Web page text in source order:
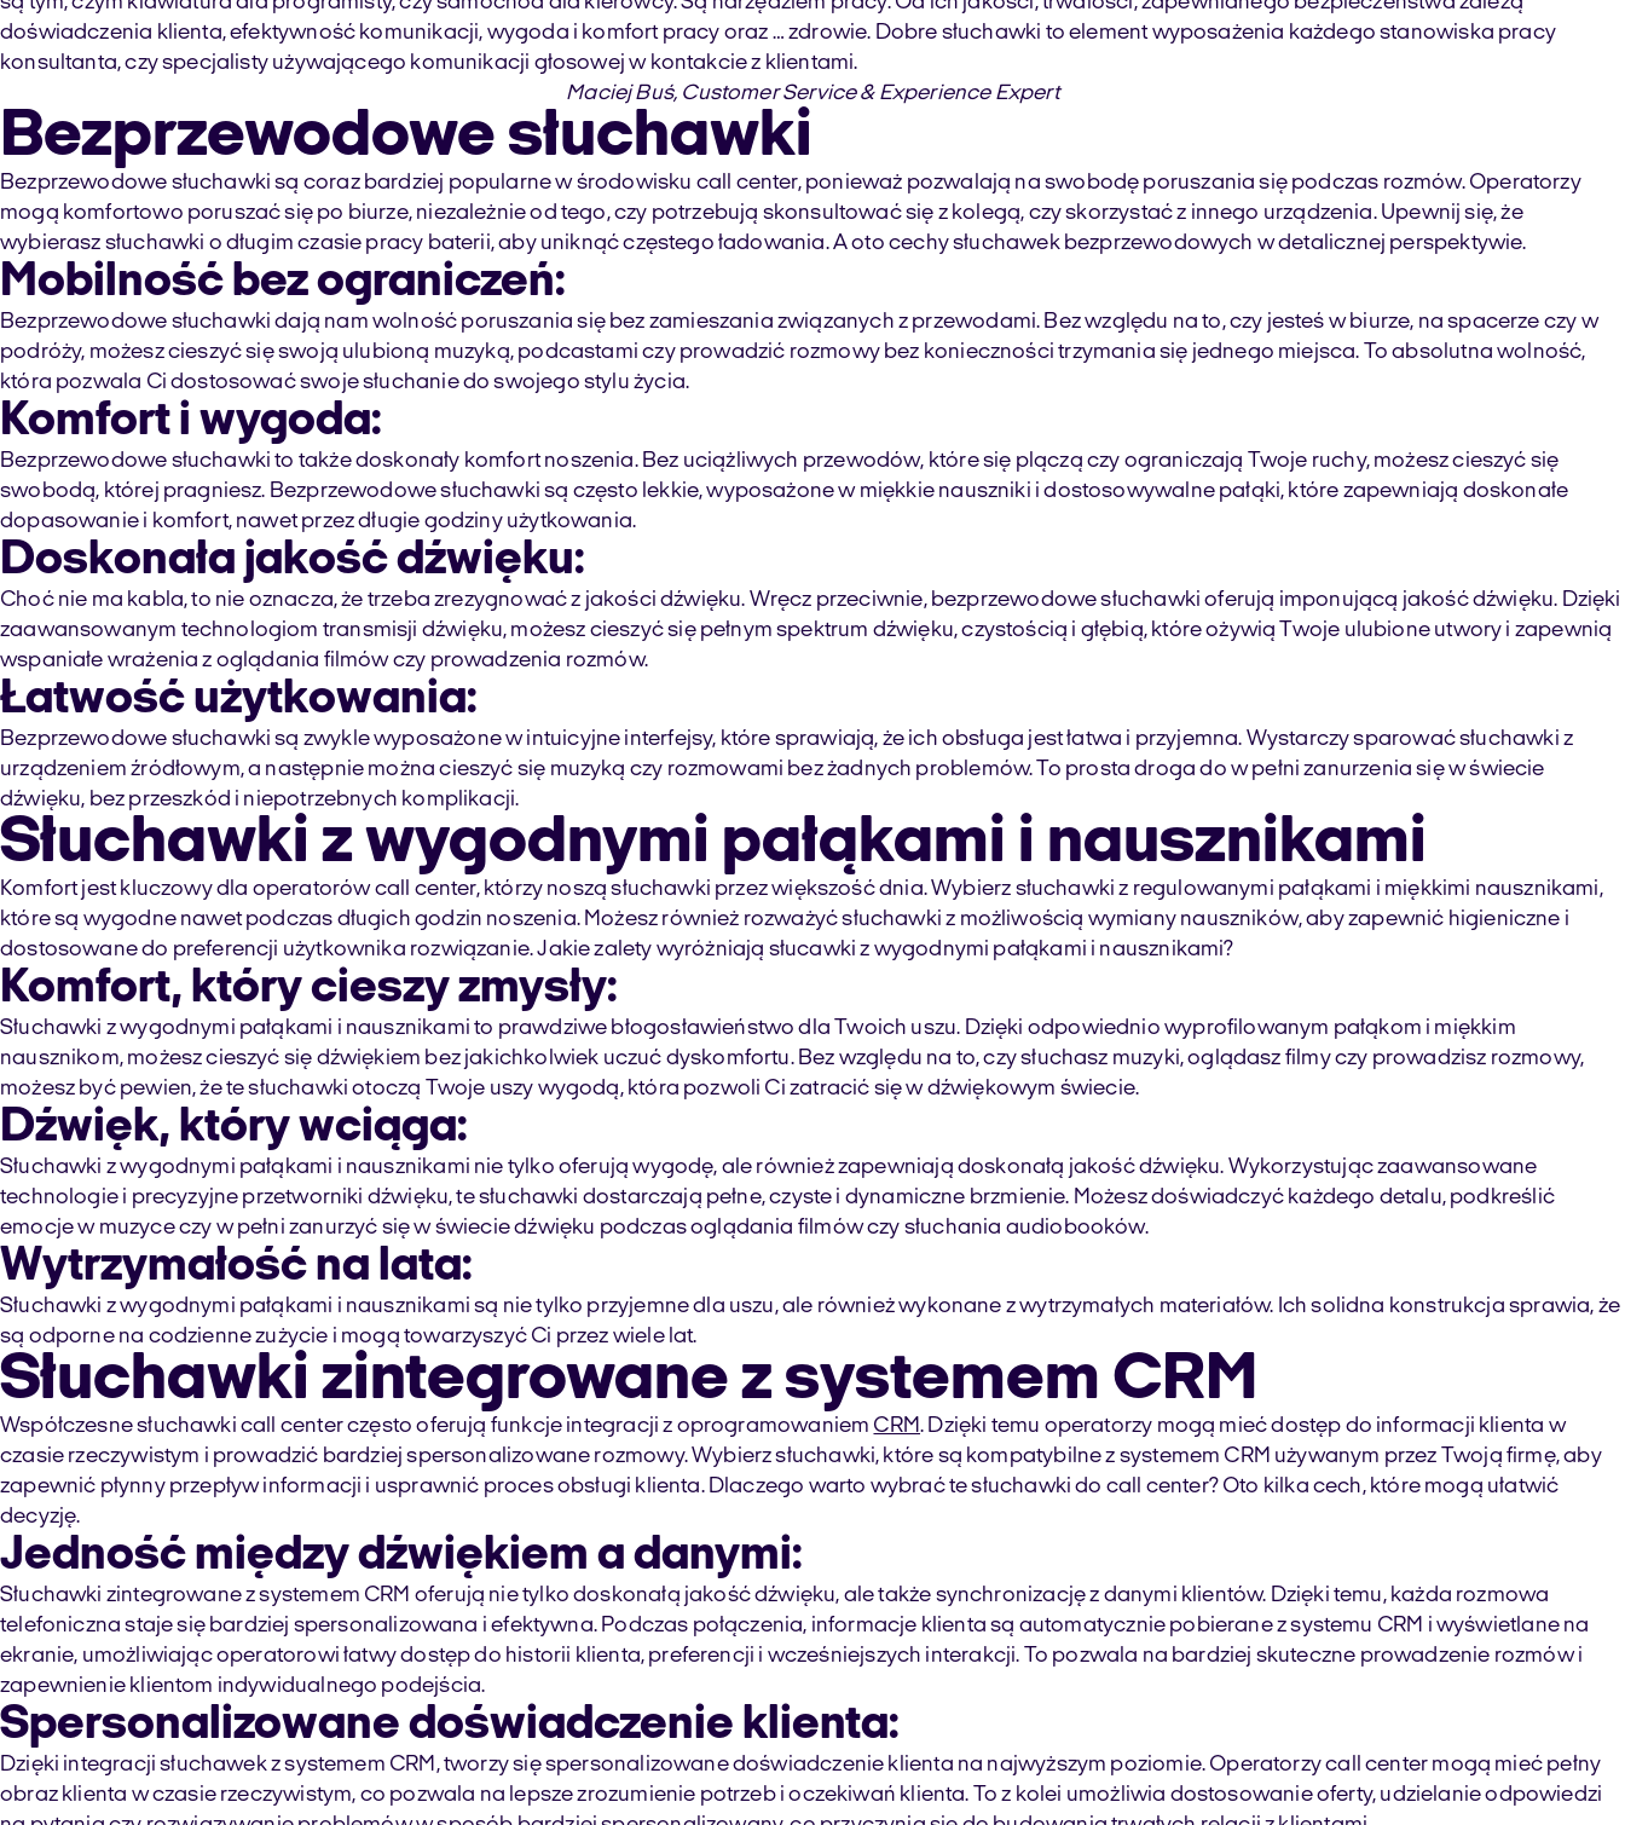
doświadczenia klienta, efektywność komunikacji, wygoda i komfort pracy oraz … zdrowie. Dobre słuchawki to element wyposażenia każdego stanowiska pracy
konsultanta, czy specjalisty używającego komunikacji głosowej w kontakcie z klientami.
Maciej Buś, Customer Service & Experience Expert
Bezprzewodowe słuchawki
Bezprzewodowe słuchawki są coraz bardziej popularne w środowisku call center, ponieważ pozwalają na swobodę poruszania się podczas rozmów. Operatorzy
mogą komfortowo poruszać się po biurze, niezależnie od tego, czy potrzebują skonsultować się z kolegą, czy skorzystać z innego urządzenia. Upewnij się, że
wybierasz słuchawki o długim czasie pracy baterii, aby uniknąć częstego ładowania. A oto cechy słuchawek bezprzewodowych w detalicznej perspektywie.
Mobilność bez ograniczeń:
Bezprzewodowe słuchawki dają nam wolność poruszania się bez zamieszania związanych z przewodami. Bez względu na to, czy jesteś w biurze, na spacerze czy w
podróży, możesz cieszyć się swoją ulubioną muzyką, podcastami czy prowadzić rozmowy bez konieczności trzymania się jednego miejsca. To absolutna wolność,
która pozwala Ci dostosować swoje słuchanie do swojego stylu życia.
Komfort i wygoda:
Bezprzewodowe słuchawki to także doskonały komfort noszenia. Bez uciążliwych przewodów, które się plączą czy ograniczają Twoje ruchy, możesz cieszyć się
swobodą, której pragniesz. Bezprzewodowe słuchawki są często lekkie, wyposażone w miękkie nauszniki i dostosowywalne pałąki, które zapewniają doskonałe
dopasowanie i komfort, nawet przez długie godziny użytkowania.
Doskonała jakość dźwięku:
Choć nie ma kabla, to nie oznacza, że trzeba zrezygnować z jakości dźwięku. Wręcz przeciwnie, bezprzewodowe słuchawki oferują imponującą jakość dźwięku. Dzięki
zaawansowanym technologiom transmisji dźwięku, możesz cieszyć się pełnym spektrum dźwięku, czystością i głębią, które ożywią Twoje ulubione utwory i zapewnią
wspaniałe wrażenia z oglądania filmów czy prowadzenia rozmów.
Łatwość użytkowania:
Bezprzewodowe słuchawki są zwykle wyposażone w intuicyjne interfejsy, które sprawiają, że ich obsługa jest łatwa i przyjemna. Wystarczy sparować słuchawki z
urządzeniem źródłowym, a następnie można cieszyć się muzyką czy rozmowami bez żadnych problemów. To prosta droga do w pełni zanurzenia się w świecie
dźwięku, bez przeszkód i niepotrzebnych komplikacji.
Słuchawki z wygodnymi pałąkami i nausznikami
Komfort jest kluczowy dla operatorów call center, którzy noszą słuchawki przez większość dnia. Wybierz słuchawki z regulowanymi pałąkami i miękkimi nausznikami,
które są wygodne nawet podczas długich godzin noszenia. Możesz również rozważyć słuchawki z możliwością wymiany nauszników, aby zapewnić higieniczne i
dostosowane do preferencji użytkownika rozwiązanie. Jakie zalety wyróżniają słucawki z wygodnymi pałąkami i nausznikami?
Komfort, który cieszy zmysły:
Słuchawki z wygodnymi pałąkami i nausznikami to prawdziwe błogosławieństwo dla Twoich uszu. Dzięki odpowiednio wyprofilowanym pałąkom i miękkim
nausznikom, możesz cieszyć się dźwiękiem bez jakichkolwiek uczuć dyskomfortu. Bez względu na to, czy słuchasz muzyki, oglądasz filmy czy prowadzisz rozmowy,
możesz być pewien, że te słuchawki otoczą Twoje uszy wygodą, która pozwoli Ci zatracić się w dźwiękowym świecie.
Dźwięk, który wciąga:
Słuchawki z wygodnymi pałąkami i nausznikami nie tylko oferują wygodę, ale również zapewniają doskonałą jakość dźwięku. Wykorzystując zaawansowane
technologie i precyzyjne przetworniki dźwięku, te słuchawki dostarczają pełne, czyste i dynamiczne brzmienie. Możesz doświadczyć każdego detalu, podkreślić
emocje w muzyce czy w pełni zanurzyć się w świecie dźwięku podczas oglądania filmów czy słuchania audiobooków.
Wytrzymałość na lata:
Słuchawki z wygodnymi pałąkami i nausznikami są nie tylko przyjemne dla uszu, ale również wykonane z wytrzymałych materiałów. Ich solidna konstrukcja sprawia, że
są odporne na codzienne zużycie i mogą towarzyszyć Ci przez wiele lat.
Słuchawki zintegrowane z systemem CRM
Współczesne słuchawki call center często oferują funkcje integracji z oprogramowaniem CRM. Dzięki temu operatorzy mogą mieć dostęp do informacji klienta w
czasie rzeczywistym i prowadzić bardziej spersonalizowane rozmowy. Wybierz słuchawki, które są kompatybilne z systemem CRM używanym przez Twoją firmę, aby
zapewnić płynny przepływ informacji i usprawnić proces obsługi klienta. Dlaczego warto wybrać te słuchawki do call center? Oto kilka cech, które mogą ułatwić
decyzję.
Jedność między dźwiękiem a danymi:
Słuchawki zintegrowane z systemem CRM oferują nie tylko doskonałą jakość dźwięku, ale także synchronizację z danymi klientów. Dzięki temu, każda rozmowa
telefoniczna staje się bardziej spersonalizowana i efektywna. Podczas połączenia, informacje klienta są automatycznie pobierane z systemu CRM i wyświetlane na
ekranie, umożliwiając operatorowi łatwy dostęp do historii klienta, preferencji i wcześniejszych interakcji. To pozwala na bardziej skuteczne prowadzenie rozmów i
zapewnienie klientom indywidualnego podejścia.
Spersonalizowane doświadczenie klienta:
Dzięki integracji słuchawek z systemem CRM, tworzy się spersonalizowane doświadczenie klienta na najwyższym poziomie. Operatorzy call center mogą mieć pełny
obraz klienta w czasie rzeczywistym, co pozwala na lepsze zrozumienie potrzeb i oczekiwań klienta. To z kolei umożliwia dostosowanie oferty, udzielanie odpowiedzi